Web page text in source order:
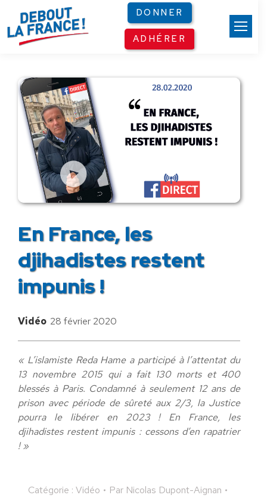
DONNER
ADHÉRER
En France, les
djihadistes restent
impunis !
Vidéo 28 février 2020
« L’islamiste Reda Hame a participé à l’attentat du
13 novembre 2015 qui a fait 130 morts et 400
blessés à Paris. Condamné à seulement 12 ans de
prison avec période de sûreté aux 2/3, la Justice
pourra le libérer en 2023 ! En France, les
djihadistes restent impunis : cessons d’en rapatrier
! »
Catégorie : Vidéo Par Nicolas Dupont-Aignan
Panneau de gestion des cookies